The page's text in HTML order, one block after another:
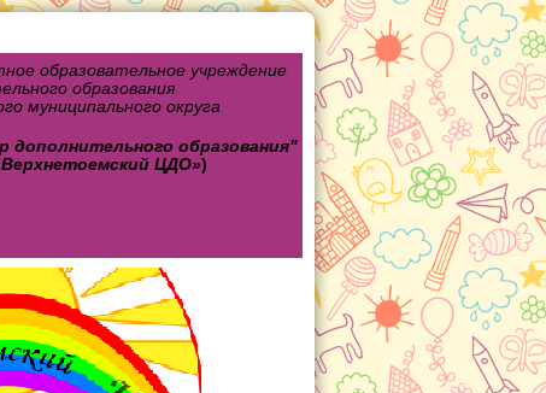
образовательное учреждение
образования
муниципального округа
дополнительного образования"
ЦДО»)